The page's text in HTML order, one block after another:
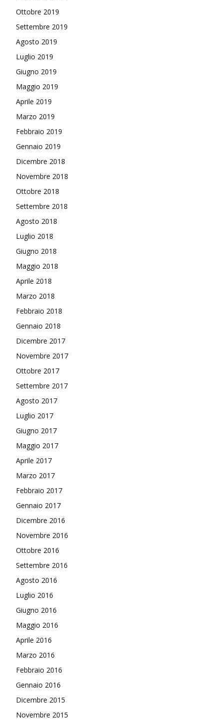
Ottobre 2019
Settembre 2019
Agosto 2019
Luglio 2019
Giugno 2019
Maggio 2019
Aprile 2019
Marzo 2019
Febbraio 2019
Gennaio 2019
Dicembre 2018
Novembre 2018
Ottobre 2018
Settembre 2018
Agosto 2018
Luglio 2018
Giugno 2018
Maggio 2018
Aprile 2018
Marzo 2018
Febbraio 2018
Gennaio 2018
Dicembre 2017
Novembre 2017
Ottobre 2017
Settembre 2017
Agosto 2017
Luglio 2017
Giugno 2017
Maggio 2017
Aprile 2017
Marzo 2017
Febbraio 2017
Gennaio 2017
Dicembre 2016
Novembre 2016
Ottobre 2016
Settembre 2016
Agosto 2016
Luglio 2016
Giugno 2016
Maggio 2016
Aprile 2016
Marzo 2016
Febbraio 2016
Gennaio 2016
Dicembre 2015
Novembre 2015